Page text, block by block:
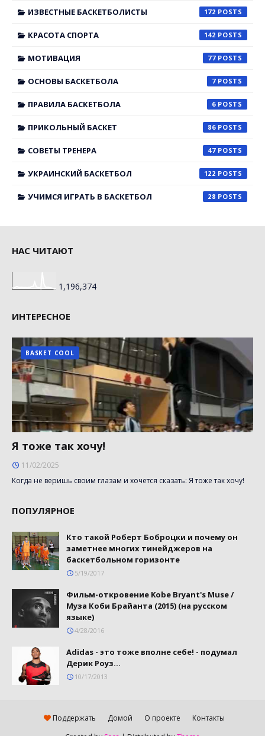
ИЗВЕСТНЫЕ БАСКЕТБОЛИСТЫ 172
КРАСОТА СПОРТА 142
МОТИВАЦИЯ 77
ОСНОВЫ БАСКЕТБОЛА 7
ПРАВИЛА БАСКЕТБОЛА 6
ПРИКОЛЬНЫЙ БАСКЕТ 86
СОВЕТЫ ТРЕНЕРА 47
УКРАИНСКИЙ БАСКЕТБОЛ 122
УЧИМСЯ ИГРАТЬ В БАСКЕТБОЛ 28
НАС ЧИТАЮТ
1,196,374
ИНТЕРЕСНОЕ
BASKET COOL
Я тоже так хочу!
11/02/2025
Когда не веришь своим глазам и хочется сказать: Я тоже так хочу!
ПОПУЛЯРНОЕ
Кто такой Роберт Боброцки и почему он
заметнее многих тинейджеров на
баскетбольном горизонте
5/19/2017
Фильм-откровение Kobe Bryant's Muse /
Муза Коби Брайанта (2015) (на русском
языке)
4/28/2016
Adidas - это тоже вполне себе! - подумал
Дерик Роуз...
10/17/2013
Поддержать Домой О проекте
Контакты